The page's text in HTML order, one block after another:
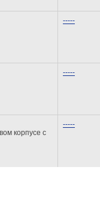
-----
-----
корпусе с
-----